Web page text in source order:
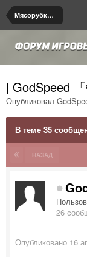
Мясорубка de_dust2
| GodSpeed
Опубликовал
В теме 35
НАЗАД
26
Опубликовано 16